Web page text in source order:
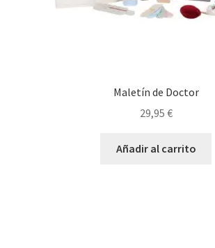
Maletín de Doctor
29,95 €
Añadir al carrito